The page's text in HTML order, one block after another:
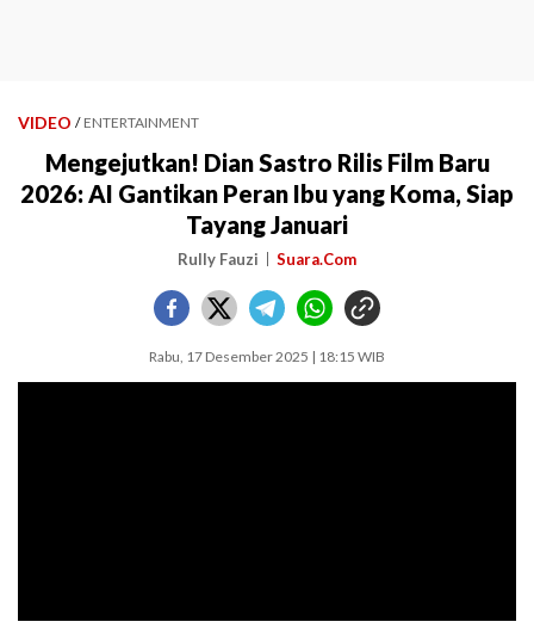
VIDEO / ENTERTAINMENT
Mengejutkan! Dian Sastro Rilis Film Baru
2026: AI Gantikan Peran Ibu yang Koma, Siap
Tayang Januari
Rully Fauzi Suara.Com
Rabu, 17 Desember 2025 | 18:15 WIB